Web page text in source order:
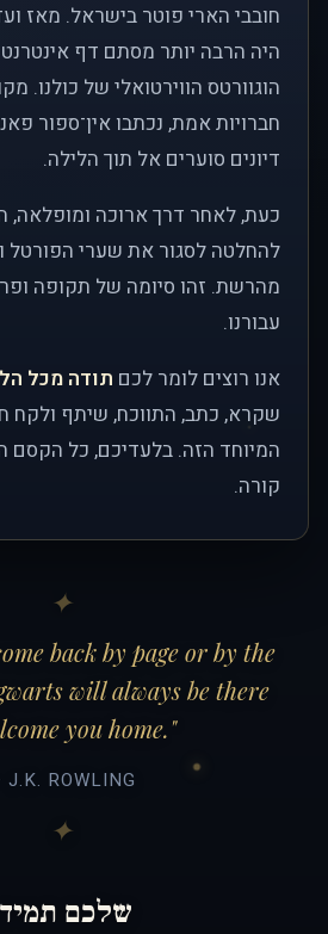
חובבי הארי פוטר בישראל. מאז
היה הרבה יותר מסתם דף
הוגוורטס הווירטואלי של כולנו.
חברויות אמת, נכתבו אין־ספור
דיונים סוערים אל תוך הלילה.
כעת, לאחר דרך ארוכה ומופלאה,
להחלטה לסגור את שערי הפורטל
מהרשת. זהו סיומה של תקופה
עבורנו.
אנו רוצים לומר לכם תודה מכל
שקרא, כתב, התווכח, שיתף ולקח
המיוחד הזה. בלעדיכם, כל הקסם
קורה.
back by page or by the
will always be there
you home."
ROWLING
שלכם